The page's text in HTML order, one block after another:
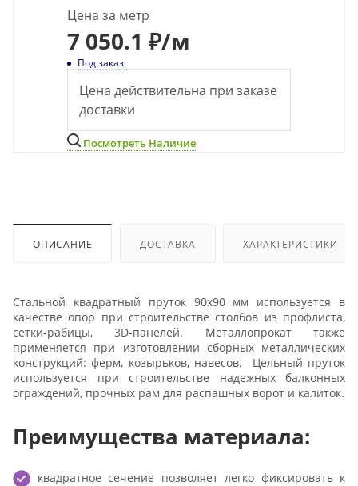
Цена за метр
7 050.1 ₽/м
Под заказ
Цена действительна при заказе
доставки
Посмотреть Наличие
ОПИСАНИЕ ДОСТАВКА ХАРАКТЕРИСТИКИ
Стальной квадратный пруток 90х90 мм используется в
качестве опор при строительстве столбов из профлиста,
сетки-рабицы, 3D-панелей. Металлопрокат также
применяется при изготовлении сборных металлических
конструкций: ферм, козырьков, навесов. Цельный пруток
используется при строительстве надежных балконных
ограждений, прочных рам для распашных ворот и калиток.
Преимущества материала:
квадратное сечение позволяет легко фиксировать к